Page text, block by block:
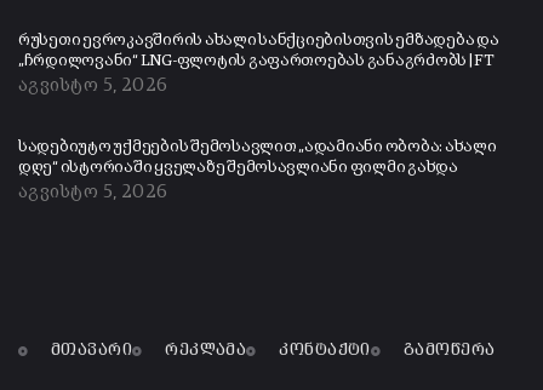
რუსეთი ევროკავშირის ახალი სანქციებისთვის ემზადება და
„ჩრდილოვანი“ LNG-ფლოტის გაფართოებას განაგრძობს | FT
აგვისტო 5, 2026
სადებიუტო უქმეების შემოსავლით „ადამიანი ობობა: ახალი
დღე“ ისტორიაში ყველაზე შემოსავლიანი ფილმი გახდა
აგვისტო 5, 2026
მთავარი რეკლამა კონტაქტი გამოწერა